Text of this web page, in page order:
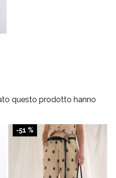
questo prodotto hanno
-51 %